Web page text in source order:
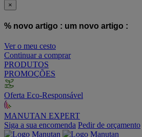
×
% novo artigo : um novo artigo :
Ver o meu cesto
Continuar a comprar
PRODUTOS
PROMOÇÕES
Oferta Eco-Responsável
MANUTAN EXPERT
Siga a sua encomenda Pedir de orçamento